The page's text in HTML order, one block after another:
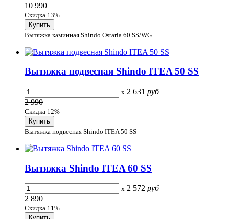
10 990
Скидка 13%
Вытяжка каминная Shindo Ostaria 60 SS/WG
Вытяжка подвесная Shindo ITEA 50 SS
x 2 631 руб
2 990
Скидка 12%
Вытяжка подвесная Shindo ITEA 50 SS
Вытяжка Shindo ITEA 60 SS
x 2 572 руб
2 890
Скидка 11%